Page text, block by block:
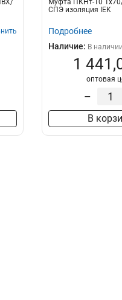
Муфта ПКНт-10
СПЭ изоляция IEK
Подробнее
Наличие: В наличии
1
оптовая
–
В